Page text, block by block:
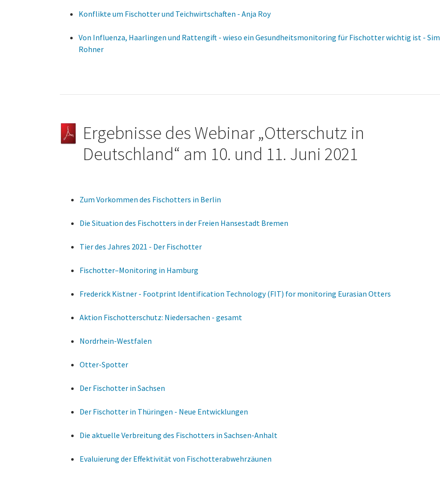
Konflikte um Fischotter und Teichwirtschaften - Anja Roy
Von Influenza, Haarlingen und Rattengift - wieso ein Gesundheitsmonitoring für Fischotter wichtig ist -
Rohner
Ergebnisse des Webinar „Otterschutz in
Deutschland“ am 10. und 11. Juni 2021
Zum Vorkommen des Fischotters in Berlin
Die Situation des Fischotters in der Freien Hansestadt Bremen
Tier des Jahres 2021 - Der Fischotter
Fischotter–Monitoring in Hamburg
Frederick Kistner - Footprint Identification Technology (FIT) for monitoring Eurasian Otters
Aktion Fischotterschutz: Niedersachen - gesamt
Nordrhein-Westfalen
Otter-Spotter
Der Fischotter in Sachsen
Der Fischotter in Thüringen - Neue Entwicklungen
Die aktuelle Verbreitung des Fischotters in Sachsen-Anhalt
Evaluierung der Effektivität von Fisch­otter­abwehr­zäunen